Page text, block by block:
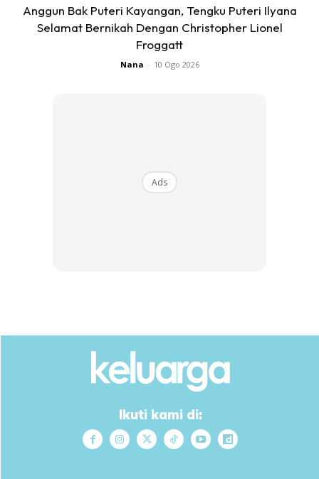
Erra Fazira
Anggun Bak Puteri Kayangan, Tengku Puteri Ilyana
Selamat Bernikah Dengan Christopher Lionel
Froggatt
Nana - 10 Ogo 2026
Ads
Ikuti kami di: